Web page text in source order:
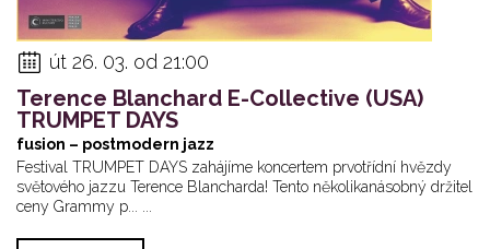
út 26. 03. od 21:00
Terence Blanchard E-Collective (USA)
TRUMPET DAYS
fusion – postmodern jazz
Festival TRUMPET DAYS zahájíme koncertem prvotřídní hvězdy
světového jazzu Terence Blancharda! Tento několikanásobný držitel
ceny Grammy p... ...